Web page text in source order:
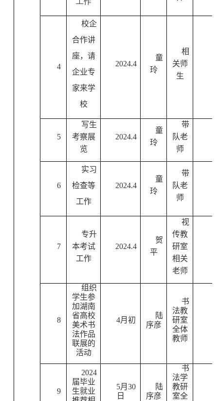
4
校企
合作讲
座，请
企业专
家来学
校
2024.4
童
玲
相
关师
生
5
写生
考察展
览
2024.4
童
玲
带
队老
师
6
实习
检查等
工作
2024.4
童
玲
带
队老
师
7
专升
本考试
工作
2024.4
贺
平
视
传教
研室
相关
老师
8
组织
学生参
加湖南
省高校
美术书
法作品
联展的
活动
4月初
陆
序彦
书
法教
研室
全体
教师
9
2024
届毕业
生就业
5月 30
日
陆
序彦
书
法学
教研
室全